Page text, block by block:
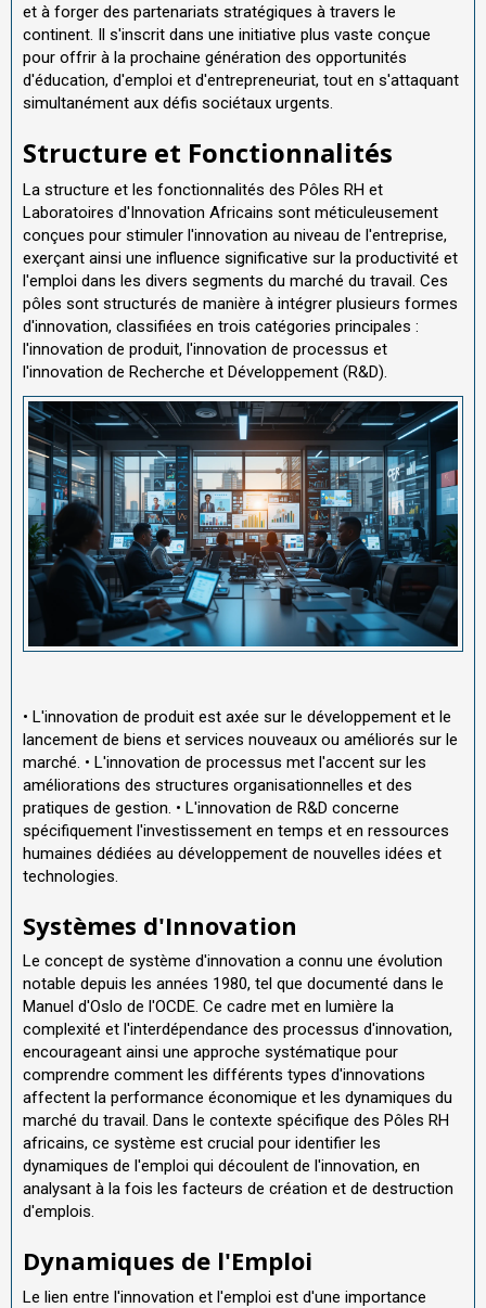
et à forger des partenariats stratégiques à travers le
continent. Il s'inscrit dans une initiative plus vaste conçue
pour offrir à la prochaine génération des opportunités
d'éducation, d'emploi et d'entrepreneuriat, tout en s'attaquant
simultanément aux défis sociétaux urgents.
Structure et Fonctionnalités
La structure et les fonctionnalités des Pôles RH et
Laboratoires d'Innovation Africains sont méticuleusement
conçues pour stimuler l'innovation au niveau de l'entreprise,
exerçant ainsi une influence significative sur la productivité et
l'emploi dans les divers segments du marché du travail. Ces
pôles sont structurés de manière à intégrer plusieurs formes
d'innovation, classifiées en trois catégories principales :
l'innovation de produit, l'innovation de processus et
l'innovation de Recherche et Développement (R&D).
• L'innovation de produit est axée sur le développement et le
lancement de biens et services nouveaux ou améliorés sur le
marché. • L'innovation de processus met l'accent sur les
améliorations des structures organisationnelles et des
pratiques de gestion. • L'innovation de R&D concerne
spécifiquement l'investissement en temps et en ressources
humaines dédiées au développement de nouvelles idées et
technologies.
Systèmes d'Innovation
Le concept de système d'innovation a connu une évolution
notable depuis les années 1980, tel que documenté dans le
Manuel d'Oslo de l'OCDE. Ce cadre met en lumière la
complexité et l'interdépendance des processus d'innovation,
encourageant ainsi une approche systématique pour
comprendre comment les différents types d'innovations
affectent la performance économique et les dynamiques du
marché du travail. Dans le contexte spécifique des Pôles RH
africains, ce système est crucial pour identifier les
dynamiques de l'emploi qui découlent de l'innovation, en
analysant à la fois les facteurs de création et de destruction
d'emplois.
Dynamiques de l'Emploi
Le lien entre l'innovation et l'emploi est d'une importance